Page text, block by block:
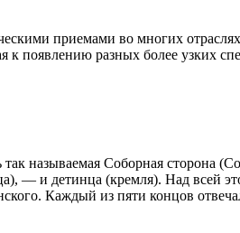
приемами во многих
появлению разных более узких
называемая Соборная сторона
— и детинца (кремля). Над всей
Каждый из пяти концов